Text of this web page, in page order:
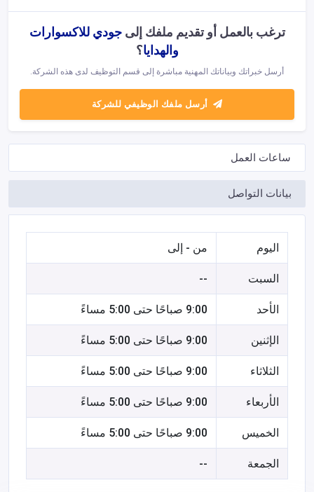
ترغب بالعمل أو تقديم ملفك إلىجودي للاكسوارات
والهدايا؟
أرسل خبراتك وبياناتك المهنية مباشرة إلى قسم التوظيف لدى هذه الشركة.
أرسل ملفك الوظيفي للشركة
ساعات العمل
بيانات التواصل
اليوم من - إلى
السبت --
الأحد 9:00 صباحًا حتى 5:00 مساءً
الإثنين 9:00 صباحًا حتى 5:00 مساءً
الثلاثاء 9:00 صباحًا حتى 5:00 مساءً
الأربعاء 9:00 صباحًا حتى 5:00 مساءً
الخميس 9:00 صباحًا حتى 5:00 مساءً
الجمعة --